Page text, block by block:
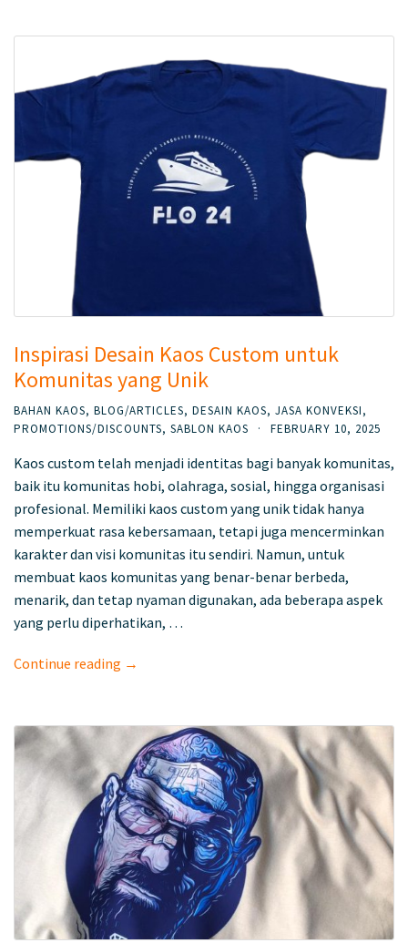
Inspirasi Desain Kaos Custom untuk
Komunitas yang Unik
BAHAN KAOS, BLOG/ARTICLES, DESAIN KAOS, JASA KONVEKSI,
PROMOTIONS/DISCOUNTS, SABLON KAOS · FEBRUARY 10, 2025
Kaos custom telah menjadi identitas bagi banyak komunitas,
baik itu komunitas hobi, olahraga, sosial, hingga organisasi
profesional. Memiliki kaos custom yang unik tidak hanya
memperkuat rasa kebersamaan, tetapi juga mencerminkan
karakter dan visi komunitas itu sendiri. Namun, untuk
membuat kaos komunitas yang benar-benar berbeda,
menarik, dan tetap nyaman digunakan, ada beberapa aspek
yang perlu diperhatikan, …
Continue reading →